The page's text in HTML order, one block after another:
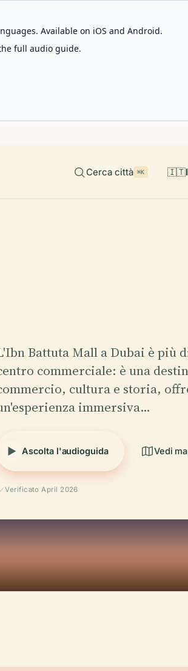
Available on iOS and Android.
full audio guide.
Cerca città ⌘K 🇮🇹
Battuta Mall a Dubai è più
commerciale: è una
cultura e storia,
immersiva…
Ascolta l'audioguida Vedi
Verificato April 2026